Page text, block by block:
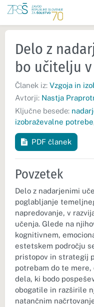
Delo z
bo učitelju
Članek iz: Vzgoja in
Avtorji: Nastja
Ključne besede:
izobraževalne potrebe
PDF članek
Povzetek
Delo z nadarjenimi
poglabljanje
napredovanje, v
učenja. Glede na
kognitivnem,
estetskem področju
pristopov in strategij
potrebam do te
dela, ki bodo
obogatile in razširile
natančnim